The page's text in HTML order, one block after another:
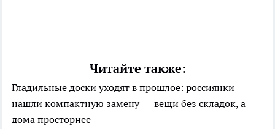
Читайте также:
Гладильные доски уходят в прошлое: россиянки
нашли компактную замену — вещи без складок, а
дома просторнее